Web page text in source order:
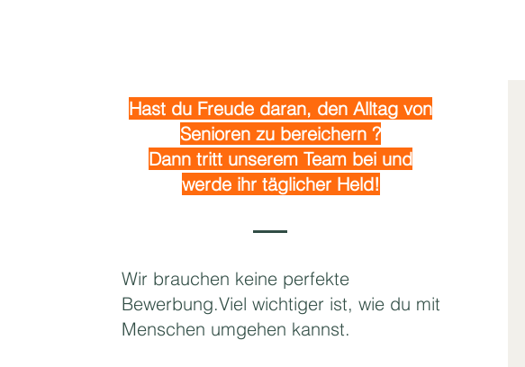
Hast du Freude daran, den Alltag von
Senioren zu bereichern ?
Dann tritt unserem Team bei und
werde ihr täglicher Held!
Wir brauchen keine perfekte
Bewerbung.Viel wichtiger ist, wie du mit
Menschen umgehen kannst.